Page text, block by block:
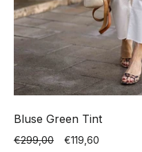
Bluse Green Tint
Normaler
€299,00
Sonderpreis €119,60